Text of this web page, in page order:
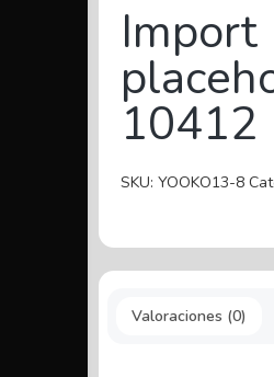
Import
10412
SKU: YOOKO13-8
Valoraciones (0)